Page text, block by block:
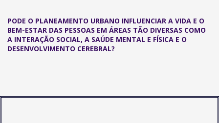
PODE O PLANEAMENTO URBANO INFLUENCIAR A VIDA E O
BEM-ESTAR DAS PESSOAS EM ÁREAS TÃO DIVERSAS COMO
A INTERAÇÃO SOCIAL, A SAÚDE MENTAL E FÍSICA E O
DESENVOLVIMENTO CEREBRAL?